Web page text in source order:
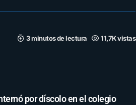
3 minutos de lectura
11,7K vistas
por díscolo en el colegio